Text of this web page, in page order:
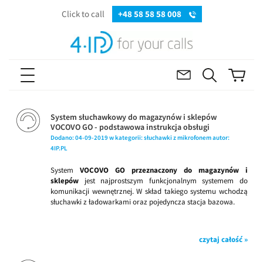
Click to call +48 58 58 58 008
System słuchawkowy do magazynów i sklepów
VOCOVO GO - podstawowa instrukcja obsługi
Dodano:04-09-2019w kategorii:słuchawki z mikrofonemautor:
4IP.PL
System VOCOVO GO przeznaczony do magazynów i
sklepów jest najprostszym funkcjonalnym systemem do
komunikacji wewnętrznej. W skład takiego systemu wchodzą
słuchawki z ładowarkami oraz pojedyncza stacja bazowa.
czytaj całość »